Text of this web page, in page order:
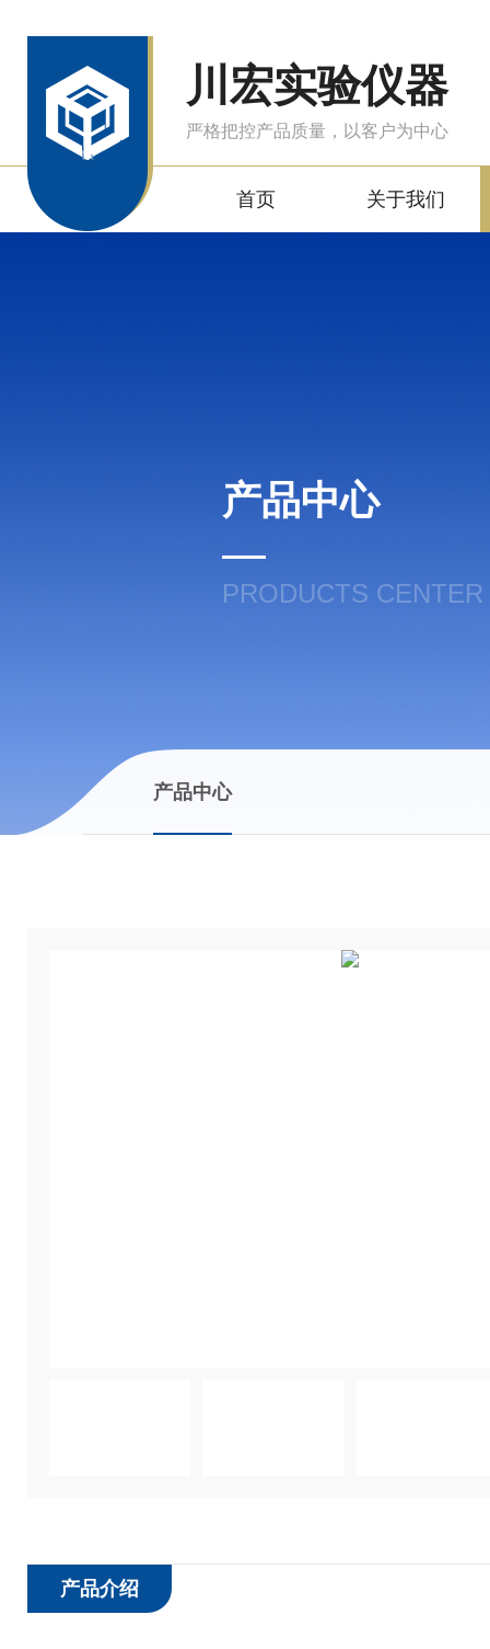
川宏实验仪器
严格把控产品质量，以客户为中心
首页 关于我们
产品中心
PRODUCTS CENTER
产品中心
产品介绍